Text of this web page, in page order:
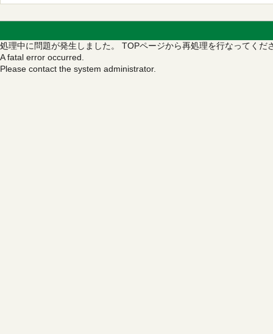
処理中に問題が発生しました。 TOPページから再処理を行なってくだ
A fatal error occurred.
Please contact the system administrator.